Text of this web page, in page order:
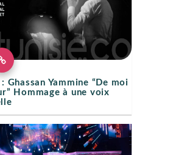
Ghassan Yammine “De moi
Hommage à une voix